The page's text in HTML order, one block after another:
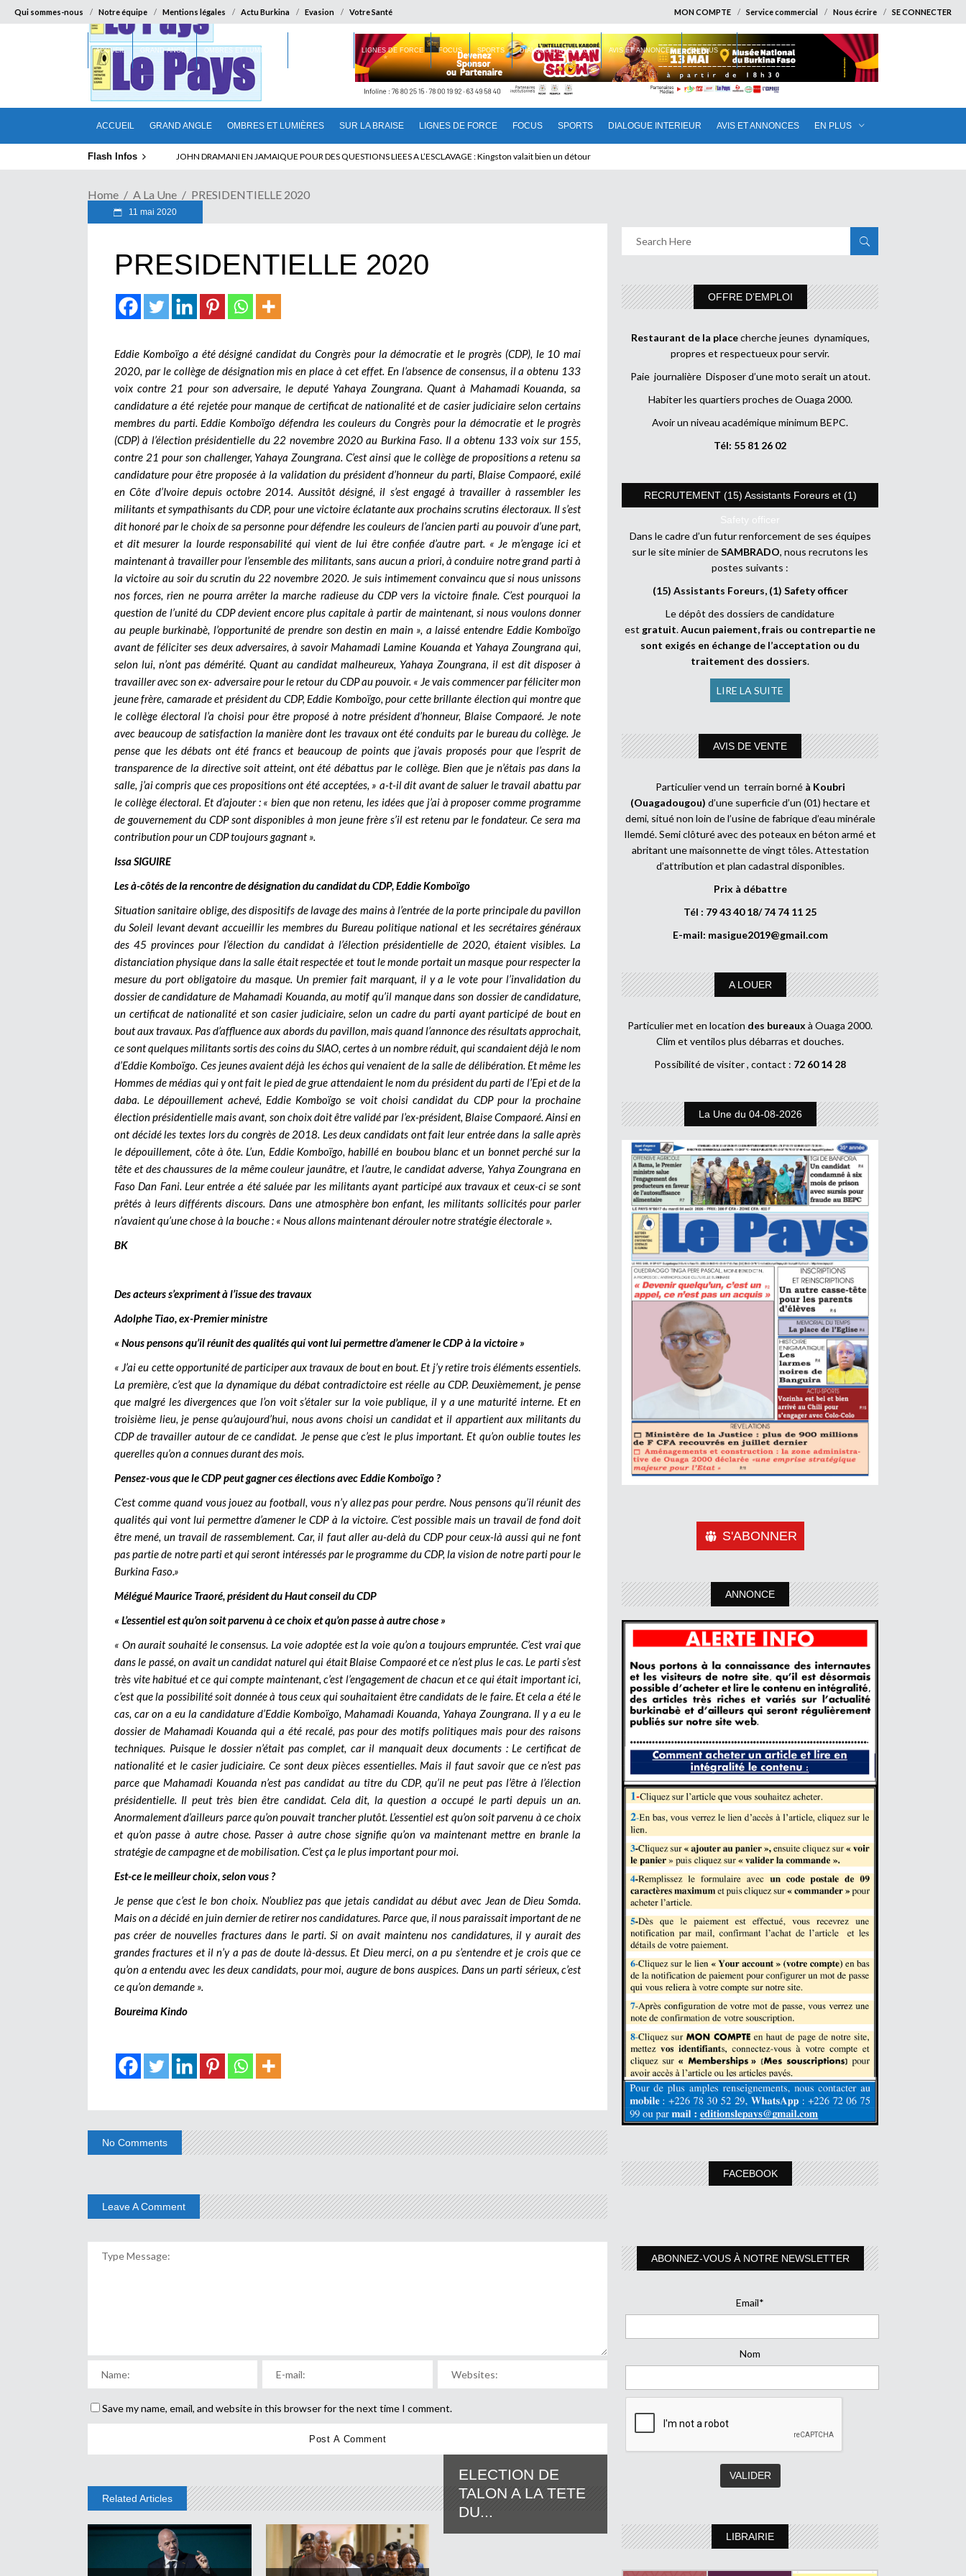
Qui sommes-nous Notre équipe Mentions légales Actu Burkina Evasion Votre Santé MON COMPTE Service commercial Nous écrire SE CONNECTER
ACCUEIL GRAND ANGLE OMBRES ET LUMIÈRES SUR LA BRAISE LIGNES DE FORCE FOCUS SPORTS DIALOGUE INTERIEUR AVIS ET ANNONCES EN PLUS
ACCUEIL GRAND ANGLE OMBRES ET LUMIÈRES LIGNES DE FORCE FOCUS SPORTS DIALOGUE INTERIEUR AVIS ET ANNONCES EN PLUS
Flash Infos ELECTION DE TALON A LA TETE DU SENAT BENINOIS : Quand Patrice quitte le pouvoir sans partir !
Home A La Une PRESIDENTIELLE 2020
11 mai 2020
PRESIDENTIELLE 2020
Eddie Komboïgo a été désigné candidat du Congrès pour la démocratie et le progrès (CDP), le 10 mai
2020, par le collège de désignation mis en place à cet effet. En l’absence de consensus, il a obtenu 133
voix contre 21 pour son adversaire, le deputé Yahaya Zoungrana. Quant à Mahamadi Kouanda, sa
candidature a été rejetée pour manque de certificat de nationalité et de casier judiciaire selon certains
membres du parti. Eddie Komboïgo défendra les couleurs du Congrès pour la démocratie et le progrès
(CDP) à l’élection présidentielle du 22 novembre 2020 au Burkina Faso. Il a obtenu 133 voix sur 155,
contre 21 pour son challenger, Yahaya Zoungrana. C’est ainsi que le collège de propositions a retenu sa
candidature pour être proposée à la validation du président d’honneur du parti, Blaise Compaoré, exilé
en Côte d’Ivoire depuis octobre 2014. Aussitôt désigné, il s’est engagé à travailler à rassembler les
militants et sympathisants du CDP, pour une victoire éclatante aux prochains scrutins électoraux. Il s’est
dit honoré par le choix de sa personne pour défendre les couleurs de l’ancien parti au pouvoir d’une part,
et dit mesurer la lourde responsabilité qui vient de lui être confiée d’autre part. « Je m’engage ici et
maintenant à travailler pour l’ensemble des militants, sans aucun a priori, à conduire notre grand parti à
la victoire au soir du scrutin du 22 novembre 2020. Je suis intimement convaincu que si nous unissons
nos forces, rien ne pourra arrêter la marche radieuse du CDP vers la victoire finale. C’est pourquoi la
question de l’unité du CDP devient encore plus capitale à partir de maintenant, si nous voulons donner
au peuple burkinabè, l’opportunité de prendre son destin en main », a laissé entendre Eddie Komboïgo
avant de féliciter ses deux adversaires, à savoir Mahamadi Lamine Kouanda et Yahaya Zoungrana qui,
selon lui, n’ont pas démérité. Quant au candidat malheureux, Yahaya Zoungrana, il est dit disposer à
travailler avec son ex- adversaire pour le retour du CDP au pouvoir. « Je vais commencer par féliciter mon
jeune frère, camarade et président du CDP, Eddie Komboïgo, pour cette brillante élection qui montre que
le collège électoral l’a choisi pour être proposé à notre président d’honneur, Blaise Compaoré. Je note
avec beaucoup de satisfaction la manière dont les travaux ont été conduits par le bureau du collège. Je
pense que les débats ont été francs et beaucoup de points que j’avais proposés pour que l’esprit de
transparence de la directive soit atteint, ont été débattus par le collège. Bien que je n’étais pas dans la
salle, j’ai compris que ces propositions ont été acceptées, » a-t-il dit avant de saluer le travail abattu par
le collège électoral. Et d’ajouter : « bien que non retenu, les idées que j’ai à proposer comme programme
de gouvernement du CDP sont disponibles à mon jeune frère s’il est retenu par le fondateur. Ce sera ma
contribution pour un CDP toujours gagnant ».
Issa SIGUIRE
Les à-côtés de la rencontre de désignation du candidat du CDP, Eddie Komboïgo
Situation sanitaire oblige, des dispositifs de lavage des mains à l’entrée de la porte principale du pavillon
du Soleil levant devant accueillir les membres du Bureau politique national et les secrétaires généraux
des 45 provinces pour l’élection du candidat à l’élection présidentielle de 2020, étaient visibles. La
distanciation physique dans la salle était respectée et tout le monde portait un masque pour respecter la
mesure du port obligatoire du masque. Un premier fait marquant, il y a le vote pour l’invalidation du
dossier de candidature de Mahamadi Kouanda, au motif qu’il manque dans son dossier de candidature,
un certificat de nationalité et son casier judiciaire, selon un cadre du parti ayant participé de bout en
bout aux travaux. Pas d’affluence aux abords du pavillon, mais quand l’annonce des résultats approchait,
ce sont quelques militants sortis des coins du SIAO, certes à un nombre réduit, qui scandaient déjà le nom
d’Eddie Komboïgo. Ces jeunes avaient déjà les échos qui venaient de la salle de délibération. Et même les
Hommes de médias qui y ont fait le pied de grue attendaient le nom du président du parti de l’Epi et de la
daba. Le dépouillement achevé, Eddie Komboïgo se voit choisi candidat du CDP pour la prochaine
élection présidentielle mais avant, son choix doit être validé par l’ex-président, Blaise Compaoré. Ainsi en
ont décidé les textes lors du congrès de 2018. Les deux candidats ont fait leur entrée dans la salle après
le dépouillement, côte à ôte. L’un, Eddie Komboïgo, habillé en boubou blanc et un bonnet perché sur la
tête et des chaussures de la même couleur jaunâtre, et l’autre, le candidat adverse, Yahya Zoungrana en
Faso Dan Fani. Leur entrée a été saluée par les militants ayant participé aux travaux et ceux-ci se sont
prêtés à leurs différents discours. Dans une atmosphère bon enfant, les militants sollicités pour parler
n’avaient qu’une chose à la bouche : « Nous allons maintenant dérouler notre stratégie électorale ».
BK
Des acteurs s’expriment à l’issue des travaux
Adolphe Tiao, ex-Premier ministre
« Nous pensons qu’il réunit des qualités qui vont lui permettre d’amener le CDP à la victoire »
« J’ai eu cette opportunité de participer aux travaux de bout en bout. Et j’y retire trois éléments essentiels.
La première, c’est que la dynamique du débat contradictoire est réelle au CDP. Deuxièmement, je pense
que malgré les divergences que l’on voit s’étaler sur la voie publique, il y a une maturité interne. Et en
troisième lieu, je pense qu’aujourd’hui, nous avons choisi un candidat et il appartient aux militants du
CDP de travailler autour de ce candidat. Je pense que c’est le plus important. Et qu’on oublie toutes les
querelles qu’on a connues durant des mois.
Pensez-vous que le CDP peut gagner ces élections avec Eddie Komboïgo ?
C’est comme quand vous jouez au football, vous n’y allez pas pour perdre. Nous pensons qu’il réunit des
qualités qui vont lui permettre d’amener le CDP à la victoire. C’est possible mais un travail de fond doit
être mené, un travail de rassemblement. Car, il faut aller au-delà du CDP pour ceux-là aussi qui ne font
pas partie de notre parti et qui seront intéressés par le programme du CDP, la vision de notre parti pour le
Burkina Faso.»
Mélégué Maurice Traoré, président du Haut conseil du CDP
« L’essentiel est qu’on soit parvenu à ce choix et qu’on passe à autre chose »
« On aurait souhaité le consensus. La voie adoptée est la voie qu’on a toujours empruntée. C’est vrai que
dans le passé, on avait un candidat naturel qui était Blaise Compaoré et ce n’est plus le cas. Le parti s’est
très vite habitué et ce qui compte maintenant, c’est l’engagement de chacun et ce qui était important ici,
c’est que la possibilité soit donnée à tous ceux qui souhaitaient être candidats de le faire. Et cela a été le
cas, car on a eu la candidature d’Eddie Komboïgo, Mahamadi Kouanda, Yahaya Zoungrana. Il y a eu le
dossier de Mahamadi Kouanda qui a été recalé, pas pour des motifs politiques mais pour des raisons
techniques. Puisque le dossier n’était pas complet, car il manquait deux documents : Le certificat de
nationalité et le casier judiciaire. Ce sont deux pièces essentielles. Mais il faut savoir que ce n’est pas
parce que Mahamadi Kouanda n’est pas candidat au titre du CDP, qu’il ne peut pas l’être à l’élection
présidentielle. Il peut très bien être candidat. Cela dit, la question a occupé le parti depuis un an.
Anormalement d’ailleurs parce qu’on pouvait trancher plutôt. L’essentiel est qu’on soit parvenu à ce choix
et qu’on passe à autre chose. Passer à autre chose signifie qu’on va maintenant mettre en branle la
stratégie de campagne et de mobilisation. C’est ça le plus important pour moi.
Est-ce le meilleur choix, selon vous ?
Je pense que c’est le bon choix. N’oubliez pas que jetais candidat au début avec Jean de Dieu Somda.
Mais on a décidé en juin dernier de retirer nos candidatures. Parce que, il nous paraissait important de ne
pas créer de nouvelles fractures dans le parti. Si on avait maintenu nos candidatures, il y aurait des
grandes fractures et il n’y a pas de doute là-dessus. Et Dieu merci, on a pu s’entendre et je crois que ce
qu’on a entendu avec les deux candidats, pour moi, augure de bons auspices. Dans un parti sérieux, c’est
ce qu’on demande ».
Boureima Kindo
No Comments
Leave A Comment
Save my name, email, and website in this browser for the next time I comment.
Related Articles
ELECTION DE
TALON A LA TETE
DU...
OFFRE D’EMPLOI
Restaurant de la placecherche jeunes dynamiques,
propres et respectueux pour servir.
Paie journalière Disposer d’une moto serait un atout.
Habiter les quartiers proches de Ouaga 2000.
Avoir un niveau académique minimum BEPC.
Tél: 55 81 26 02
RECRUTEMENT (15) Assistants Foreurs et (1)
Safety officer
Dans le cadre d’un futur renforcement de ses équipes
sur le site minier deSAMBRADO, nous recrutons les
postes suivants :
(15) Assistants Foreurs, (1) Safety officer
Le dépôt des dossiers de candidature
est gratuit.Aucun paiement, frais ou contrepartie ne
sont exigés en échange de l’acceptation ou du
traitement des dossiers.
LIRE LA SUITE
AVIS DE VENTE
Particulier vend un terrain borné à Koubri
(Ouagadougou) d’une superficie d’un (01) hectare et
demi, situé non loin de l’usine de fabrique d’eau minérale
Ilemdé. Semi clôturé avec des poteaux en béton armé et
abritant une maisonnette de vingt tôles. Attestation
d’attribution et plan cadastral disponibles.
Prix à débattre
Tél : 79 43 40 18/ 74 74 11 25
E-mail: masigue2019@gmail.com
A LOUER
Particulier met en location des bureaux à Ouaga 2000.
Clim et ventilos plus débarras et douches.
Possibilité de visiter , contact : 72 60 14 28
La Une du 04-08-2026
S'ABONNER
ANNONCE
FACEBOOK
ABONNEZ-VOUS À NOTRE NEWSLETTER
Email*
Nom
LIBRAIRIE